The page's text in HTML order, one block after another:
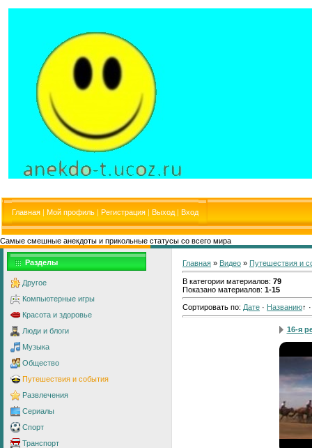
Главная | Мой профиль | Регистрация | Выход | Вход
Самые смешные анекдоты и прикольные статусы со всего мира
Разделы
Другое
Компьютерные игры
Красота и здоровье
Люди и блоги
Музыка
Общество
Путешествия и события
Развлечения
Сериалы
Спорт
Транспорт
Главная » Видео » Путешествия и
В категории материалов: 79
Показано материалов: 1-15
Сортировать по: Дате · Названию↑
16-я